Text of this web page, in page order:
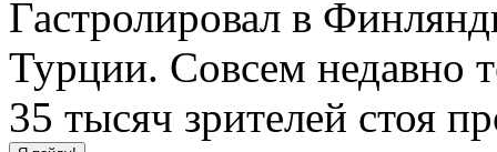
Гастролировал в
Турции. Совсем недавно
35 тысяч зрителей стоя